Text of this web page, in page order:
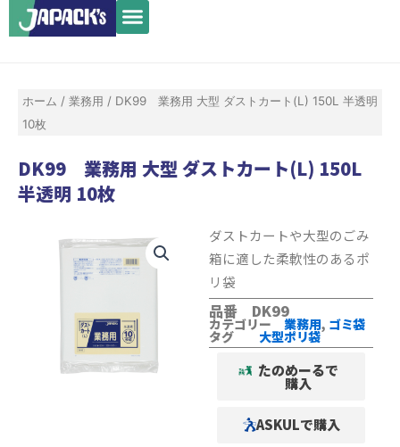
容
メ
ニ
ホーム / 業務用 / DK99 業務用 大型 ダストカート(L) 150L 半透明
10枚
DK99 業務用 大型 ダストカート(L) 150L
半透明 10枚
ダストカートや大型のごみ
箱に適した柔軟性のあるポ
リ袋
品番 DK99
カテゴリー 業務用, ゴミ袋
タグ 大型ポリ袋
たのめーるで
購入
ASKULで購入